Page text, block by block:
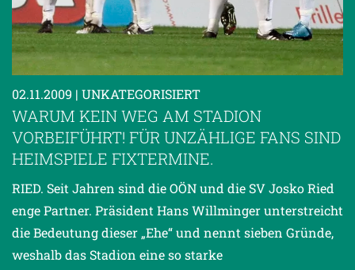
02.11.2009 | UNKATEGORISIERT
WARUM KEIN WEG AM STADION
VORBEIFÜHRT! FÜR UNZÄHLIGE FANS SIND
HEIMSPIELE FIXTERMINE.
RIED. Seit Jahren sind die OÖN und die SV Josko Ried
enge Partner. Präsident Hans Willminger unterstreicht
die Bedeutung dieser „Ehe“ und nennt sieben Gründe,
weshalb das Stadion eine so starke